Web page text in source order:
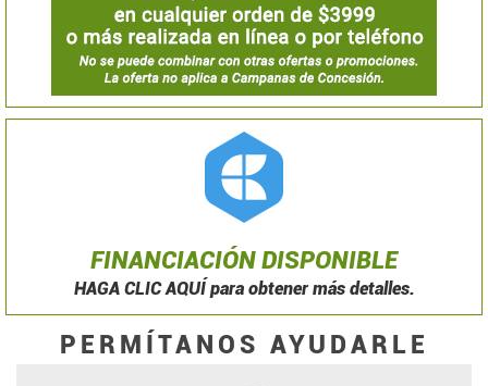
FINANCIACIÓN DISPONIBLE
HAGA CLIC AQUÍ para obtener más detalles.
PERMÍTANOS AYUDARLE